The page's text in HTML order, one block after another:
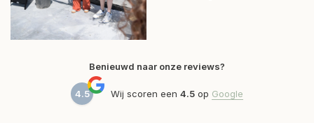
Benieuwd naar onze reviews?
4.5 Wij scoren een 4.5 op Google